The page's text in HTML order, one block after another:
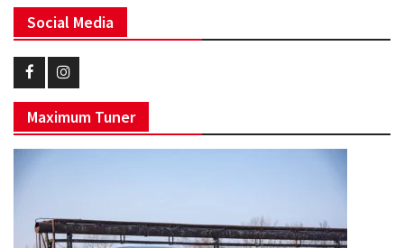
Social Media
Eurotuner
Facebook
Eurotuner
Instagram
Maximum Tuner